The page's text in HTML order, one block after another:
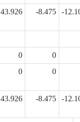
43.926 -8.475 -
0
0
0 0
43.926 -8.475 -